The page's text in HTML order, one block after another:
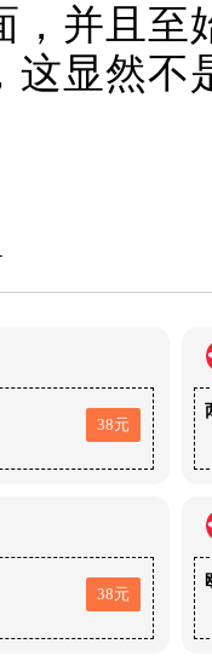
，并且至
这显然不
38元
38元